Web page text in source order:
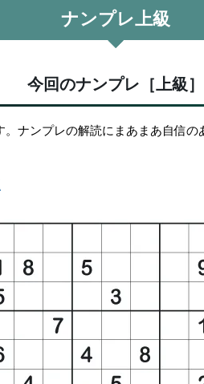
ナンプレ上級
今回のナンプレ［上級］
ナンプレの解読にまあまあ自信の